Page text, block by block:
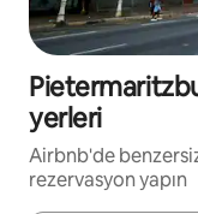
yerleri
Airbnb'de
rezervasyon yapın